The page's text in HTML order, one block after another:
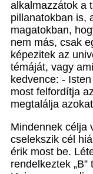
alkalmazzátok a
pillanatokban is,
magatokban,
nem más, csak
képezitek az
témáját, vagy
kedvence: -
most felfordítja
megtalálja
Mindennek célja
cselekszik cél
érik most be.
rendelkeztek „B”